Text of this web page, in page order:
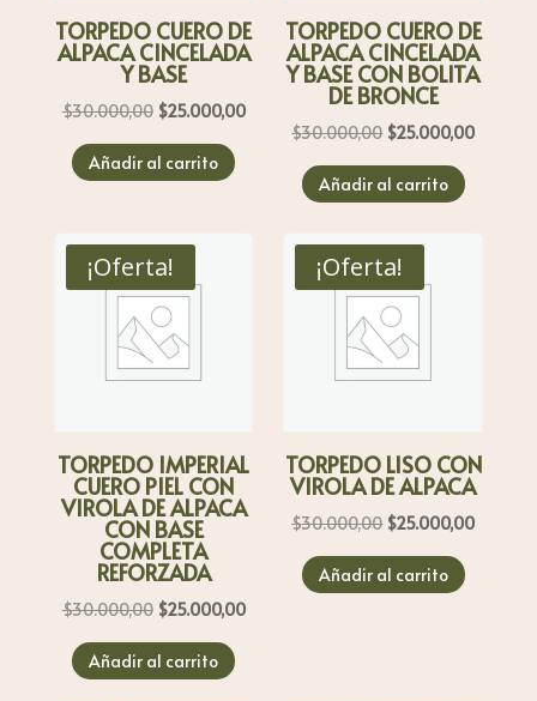
TORPEDO CUERO DE
ALPACA CINCELADA
Y BASE
$30.000,00 El
precio
original
$25.000,00El
precio
Añadir al carrito
TORPEDO CUERO DE
ALPACA CINCELADA
Y BASE CON BOLITA
DE BRONCE
$30.000,00 El
precio
original
$30.000,00.
$25.000,00El
Añadir al carrito
¡Oferta!
TORPEDO IMPERIAL
CUERO PIEL CON
VIROLA DE ALPACA
CON BASE
COMPLETA
REFORZADA
$30.000,00 El
precio
original
$25.000,00El
Añadir al carrito
¡Oferta!
TORPEDO LISO CON
VIROLA DE ALPACA
$30.000,00 El
precio
original
$25.000,00El
Añadir al carrito